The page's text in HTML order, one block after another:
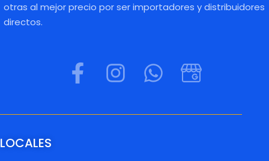
otras al mejor precio por ser importadores y distribuidores
directos.
LOCALES